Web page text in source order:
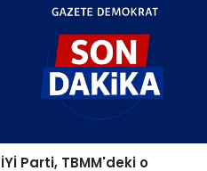
İYİ Parti, TBMM'deki o